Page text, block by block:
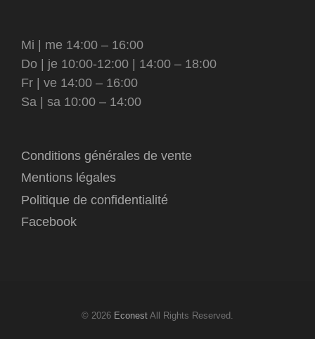
Mi | me 14:00 – 16:00
Do | je 10:00-12:00 | 14:00 – 18:00
Fr | ve 14:00 – 16:00
Sa | sa 10:00 – 14:00
Conditions générales de vente
Mentions légales
Politique de confidentialité
Facebook
© 2026 Econest All Rights Reserved.